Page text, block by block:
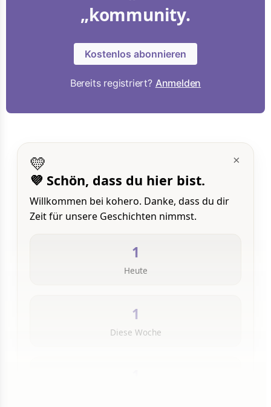
„kommunity.
Kostenlos abonnieren
Bereits registriert? Anmelden
×
💛
💜 Schön, dass du hier bist.
Willkommen bei kohero. Danke, dass du dir
Zeit für unsere Geschichten nimmst.
1
Heute
1
Diese Woche